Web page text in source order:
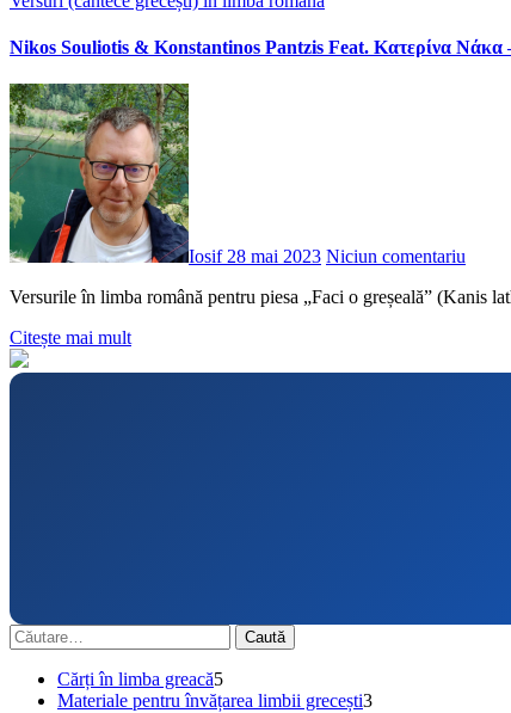
Nikos Souliotis & Konstantinos Pantzis Feat. Κατερίνα Νάκα
Iosif28 mai 2023 Niciun comentariu
Versurile în limba română pentru piesa „Faci o greșeală”
Citește mai mult
Caută
după:
Cărți în limba greacă55
produse
Materiale pentru învățarea limbii grecești33